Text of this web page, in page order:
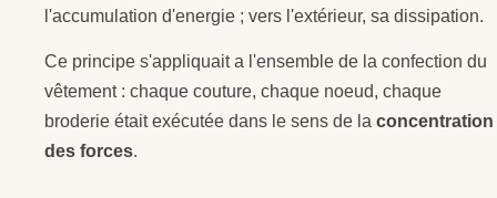
l'accumulation d'energie ; vers l'extérieur, sa dissipation.
Ce principe s'appliquait a l'ensemble de la confection du
vêtement : chaque couture, chaque noeud, chaque
broderie était exécutée dans le sens de la concentration
des forces.